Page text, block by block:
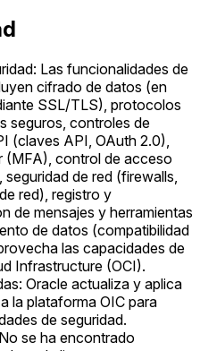
Las funcionalidades de
cifrado de datos (en
SSL/TLS), protocolos
seguros, controles de
(claves API, OAuth 2.0),
control de acceso
de red (firewalls,
red), registro y
de mensajes y herramientas
de datos (compatibilidad
las capacidades de
Infrastructure (OCI).
Oracle actualiza y aplica
la plataforma OIC para
de seguridad.
se ha encontrado